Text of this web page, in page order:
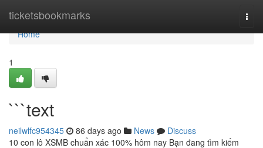
ticketsbookmarks
Home
Home
1
```text
neilwlfc954345 86 days ago News
Discuss
10 con lô XSMB chuẩn xác 100% hôm nay Bạn đang tìm kiếm